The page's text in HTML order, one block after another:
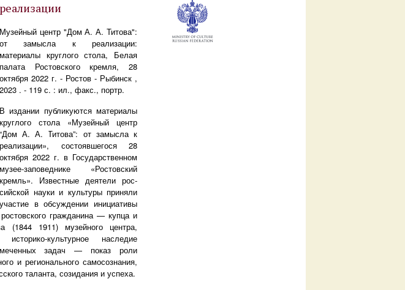
реализации
Музейный центр "Дом А. А. Титова":
от замысла к реализации:
материалы круглого стола, Белая
палата Ростовского кремля, 28
октября 2022 г. - Ростов - Рыбинск ,
2023 . - 119 с. : ил., факс., портр.
В издании публикуются материалы
круглого стола «Музейный центр
“Дом А. А. Титова”: от замысла к
реализации», состоявшегося 28
октября 2022 г. в Го­сударственном
музее-заповеднике «Ростовский
кремль». Известные деятели рос­
сийской науки и культуры приняли
участие в обсуждении инициативы
гражданина — купца и
(1844 1911) музейного центра,
культурное наследие
задач — показ роли
и ре­гионального самосознания,
талан­та, созидания и успеха.